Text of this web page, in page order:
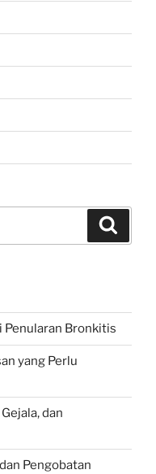
Penularan Bronkitis
yang Perlu
dan
Pengobatan